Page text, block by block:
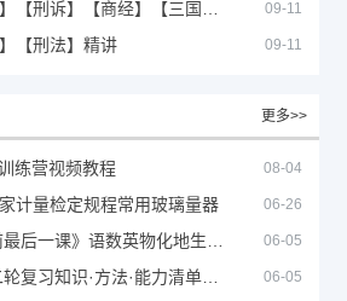
09-11
【刑法】精讲 09-11
更多>>
练营视频教程 08-04
计量检定规程常用玻璃量器 06-26
06-05
06-05